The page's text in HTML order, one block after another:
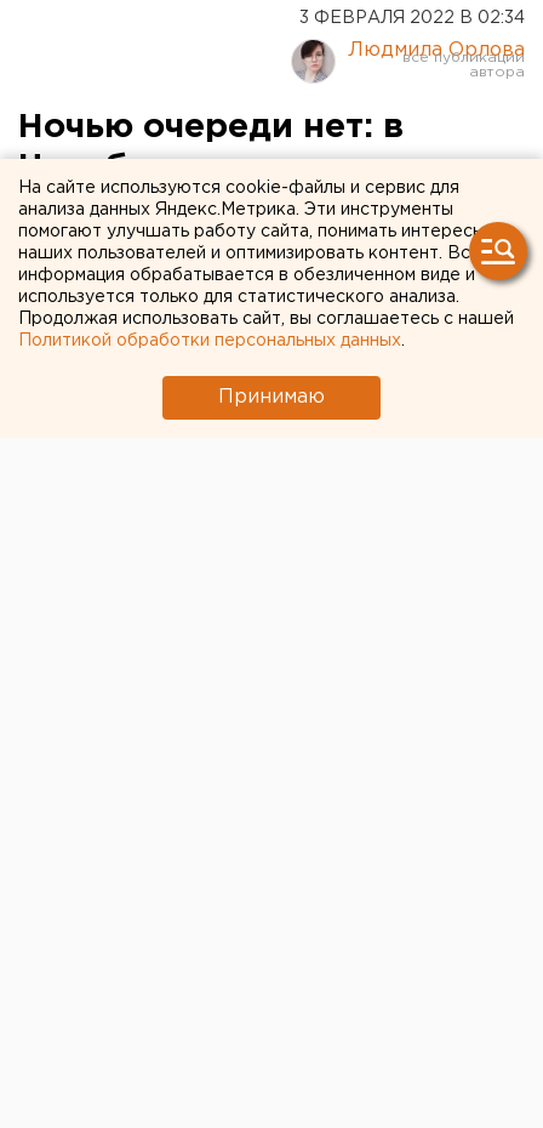
3 ФЕВРАЛЯ 2022 В 02:34
Людмила Орлова
Ночью очереди нет: в
Челябинске открыли
круглосуточную ковид-
поликлинику
На сайте используются cookie-файлы и сервис для
анализа данных Яндекс.Метрика. Эти инструменты
помогают улучшать работу сайта, понимать интересы
наших пользователей и оптимизировать контент. Вся
информация обрабатывается в обезличенном виде и
используется только для статистического анализа.
Продолжая использовать сайт, вы соглашаетесь с нашей
Политикой обработки персональных данных
Принимаю